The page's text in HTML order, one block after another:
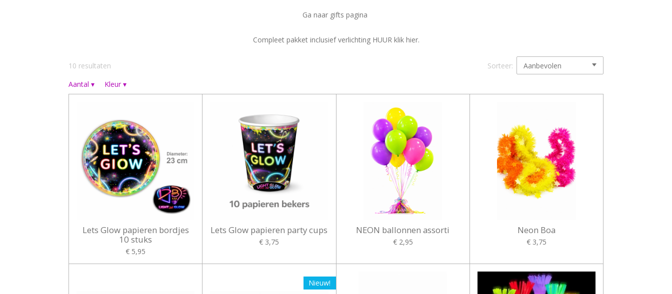
Ga naar gifts pagina
Compleet pakket inclusief verlichting HUUR klik hier.
10 resultaten
Sorteer:
Aantal ▾ Kleur▾
Lets Glow papieren bordjes
10 stuks
€ 5,95
Lets Glow papieren party cups
€ 3,75
NEON ballonnen assorti
€ 2,95
Neon Boa
€ 3,75
Nieuw!